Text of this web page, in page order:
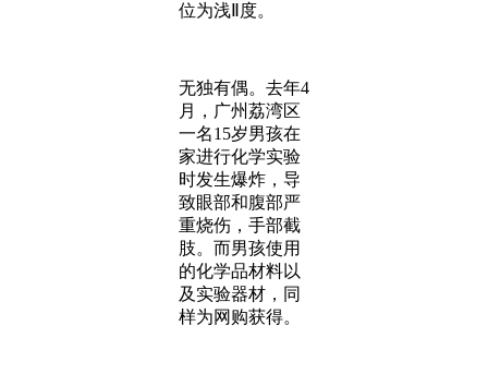
位为浅Ⅱ度。
无独有偶。去年4
月，广州荔湾区
一名15岁男孩在
家进行化学实验
时发生爆炸，导
致眼部和腹部严
重烧伤，手部截
肢。而男孩使用
的化学品材料以
及实验器材，同
样为网购获得。